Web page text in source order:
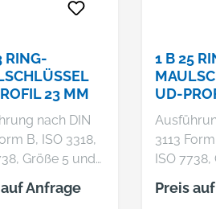
RING-
23 MM
nach DIN
B, ISO 3318,
Größe 5 und
mit UD-Profil,
Anfrage
1 B 25
UD-
3113
ISO
ab 6 mm
Preis